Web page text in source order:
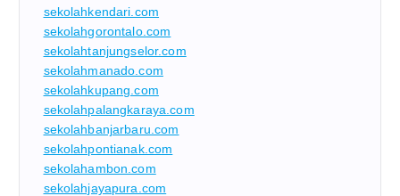
sekolahkendari.com
sekolahgorontalo.com
sekolahtanjungselor.com
sekolahmanado.com
sekolahkupang.com
sekolahpalangkaraya.com
sekolahbanjarbaru.com
sekolahpontianak.com
sekolahambon.com
sekolahjayapura.com